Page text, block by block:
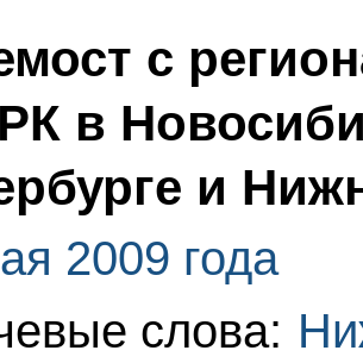
с
в
и
2009 года
слова: